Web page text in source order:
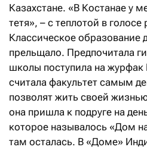
Казахстане. «В Костанае у
тетя», – с теплотой в
Классическое образование
прельщало. Предпочитала
школы поступила на
считала факультет самым
позволят жить своей
она пришла к подруге на
которое называлось «Дом
там осталась. В «Доме»